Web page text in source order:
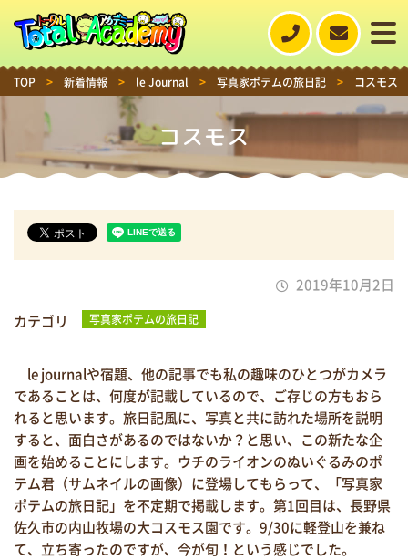
TOP > 新着情報 > le Journal > 写真家ポテムの旅日記 > コスモス
コスモス
2019年10月2日
カテゴリ
写真家ポテムの旅日記
le journalや宿題、他の記事でも私の趣味のひとつがカメラ
であることは、何度が記載しているので、ご存じの方もおら
れると思います。旅日記風に、写真と共に訪れた場所を説明
すると、面白さがあるのではないか？と思い、この新たな企
画を始めることにします。ウチのライオンのぬいぐるみのポ
テム君（サムネイルの画像）に登場してもらって、「写真家
ポテムの旅日記」を不定期で掲載します。第1回目は、長野県
佐久市の内山牧場の大コスモス園です。9/30に軽登山を兼ね
て、立ち寄ったのですが、今が旬！という感じでした。